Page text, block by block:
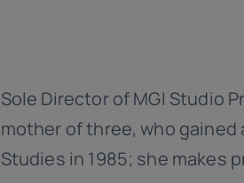
Sole Director of MGI Studio
mother of three, who
Studies in 1985; she makes